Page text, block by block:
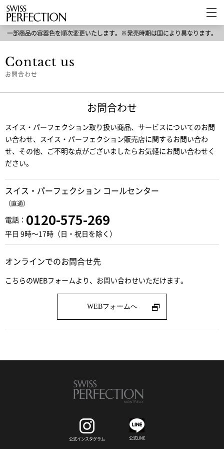
一部商品の容器色を順次変更いたします。※発売時期は国により異なります。
Contact us
お問合わせ
お問合わせ
スイス・パーフェクション取り扱い商品、サービスについてのお問
い合わせ、 スイス・パーフェクション販売店に関するお問い合わ
せ、 その他、ご不明な点がございましたらお気軽にお問い合わせく
ださい。
スイス・パーフェクション コールセンター
（直通）
電話 0120-575-269
平日 9時～17時（日・祝日を除く）
オンラインでのお問合せ先
こちらのWEBフォームより、お問い合わせいただけます。
WEBフォームへ
公式インスタグラム 公式LINE